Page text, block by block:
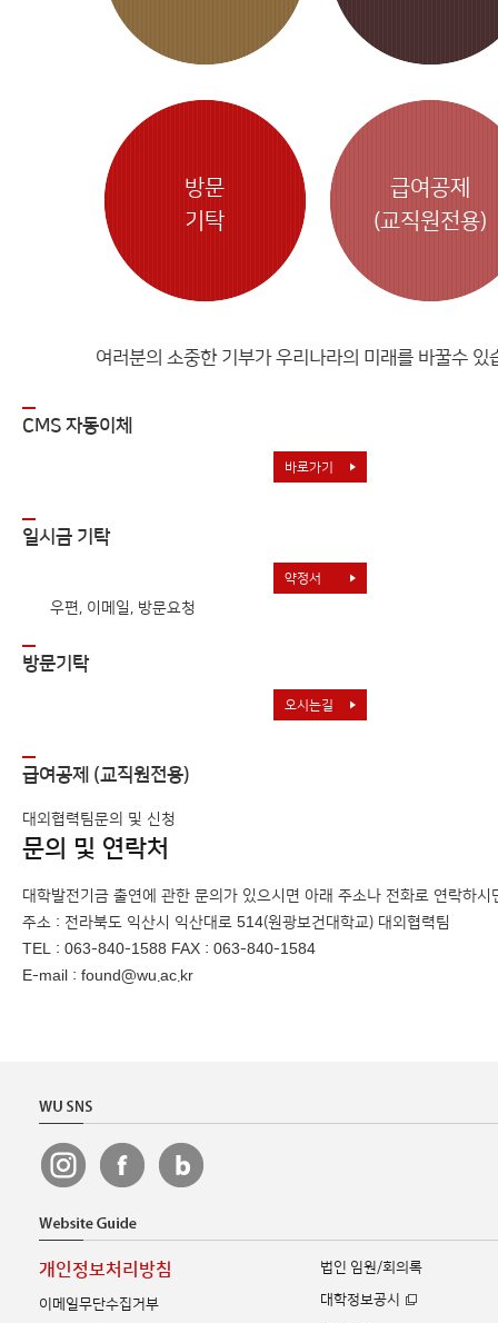
방문
기탁
급여공제
(교직원전용)
여러분의 소중한 기부가 우리나라의 미래를 바꿀수 있
CMS 자동이체
바로가기
일시금 기탁
약정서
우편, 이메일, 방문요청
방문기탁
오시는길
급여공제 (교직원전용)
대외협력팀문의 및 신청
문의 및 연락처
대학발전기금 출연에 관한 문의가 있으시면 아래 주소나 전화로 연락하시
주소 : 전라북도 익산시 익산대로 514(원광보건대학교) 대외협력팀
TEL : 063-840-1588 FAX : 063-840-1584
E-mail : found@wu.ac.kr
개인정보처리방침
이메일무단수집거부
법인 임원/회의록
대학정보공시